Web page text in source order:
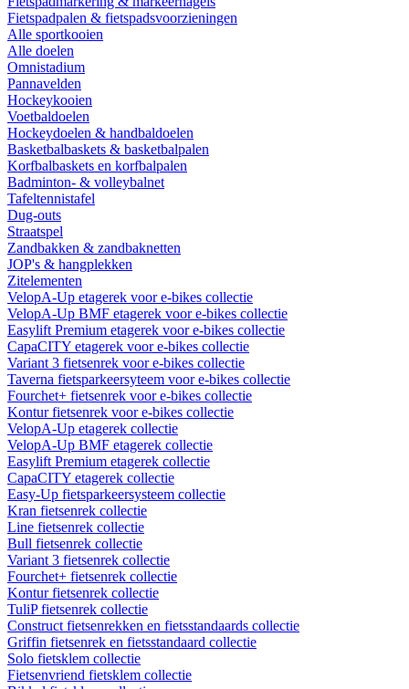
Fietspadpalen & fietspadsvoorzieningen
Alle sportkooien
Alle doelen
Omnistadium
Pannavelden
Hockeykooien
Voetbaldoelen
Hockeydoelen & handbaldoelen
Basketbalbaskets & basketbalpalen
Korfbalbaskets en korfbalpalen
Badminton- & volleybalnet
Tafeltennistafel
Dug-outs
Straatspel
Zandbakken & zandbaknetten
JOP's & hangplekken
Zitelementen
VelopA-Up etagerek voor e-bikes collectie
VelopA-Up BMF etagerek voor e-bikes collectie
Easylift Premium etagerek voor e-bikes collectie
CapaCITY etagerek voor e-bikes collectie
Variant 3 fietsenrek voor e-bikes collectie
Taverna fietsparkeersyteem voor e-bikes collectie
Fourchet+ fietsenrek voor e-bikes collectie
Kontur fietsenrek voor e-bikes collectie
VelopA-Up etagerek collectie
VelopA-Up BMF etagerek collectie
Easylift Premium etagerek collectie
CapaCITY etagerek collectie
Easy-Up fietsparkeersysteem collectie
Kran fietsenrek collectie
Line fietsenrek collectie
Bull fietsenrek collectie
Variant 3 fietsenrek collectie
Fourchet+ fietsenrek collectie
Kontur fietsenrek collectie
TuliP fietsenrek collectie
Construct fietsenrekken en fietsstandaards collectie
Griffin fietsenrek en fietsstandaard collectie
Solo fietsklem collectie
Fietsenvriend fietsklem collectie